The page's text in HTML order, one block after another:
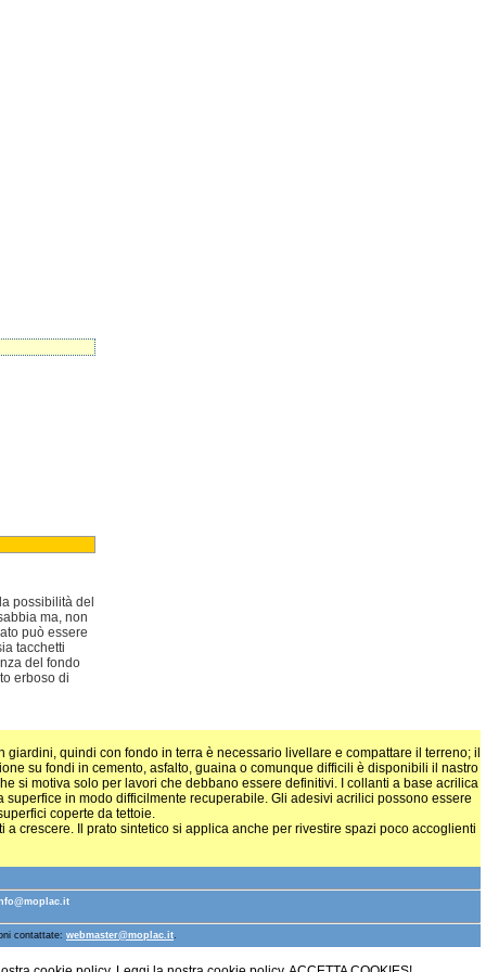
possibilità del
ma, non
può essere
tacchetti
del fondo
erboso di
quindi con fondo in terra è necessario livellare e compattare il terreno; il
su fondi in cemento, asfalto, guaina o comunque difficili è disponibili il nastro
si motiva solo per lavori che debbano essere definitivi. I collanti a base acrilica
in modo difficilmente recuperabile. Gli adesivi acrilici possono essere
coperte da tettoie.
crescere. Il prato sintetico si applica anche per rivestire spazi poco accoglienti
contattate: webmaster@moplac.it